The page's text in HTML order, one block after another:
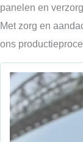
panelen en
Met zorg en
ons